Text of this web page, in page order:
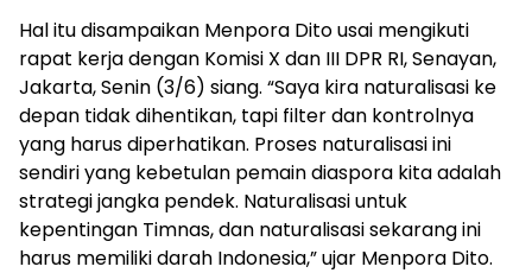
Hal itu disampaikan Menpora Dito usai mengikuti
rapat kerja dengan Komisi X dan III DPR RI, Senayan,
Jakarta, Senin (3/6) siang. “Saya kira naturalisasi ke
depan tidak dihentikan, tapi filter dan kontrolnya
yang harus diperhatikan. Proses naturalisasi ini
sendiri yang kebetulan pemain diaspora kita adalah
strategi jangka pendek. Naturalisasi untuk
kepentingan Timnas, dan naturalisasi sekarang ini
harus memiliki darah Indonesia,” ujar Menpora Dito.